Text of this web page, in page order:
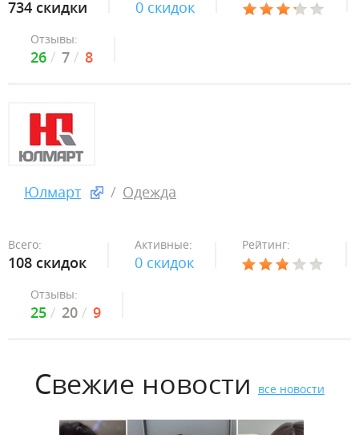
734 скидки 0 скидок
Отзывы:
26 7 8
Юлмарт Одежда
Всего:
108 скидок
Активные:
0 скидок
Рейтинг:
Отзывы:
25 20 9
Свежие новости все новости